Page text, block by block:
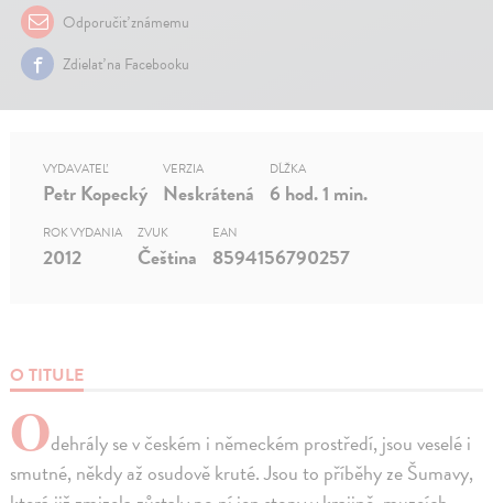
Odporučiť známemu
Zdielať na Facebooku
O TITULE
Odehrály se v českém i německém prostředí, jsou veselé i
smutné, někdy až osudově kruté. Jsou to příběhy ze Šumavy,
VYDAVATEĽ
Petr Kopecký
VERZIA
Neskrátená
DĹŽKA
6 hod. 1 min.
ROK VYDANIA
2012
ZVUK
Čeština
EAN
8594156790257